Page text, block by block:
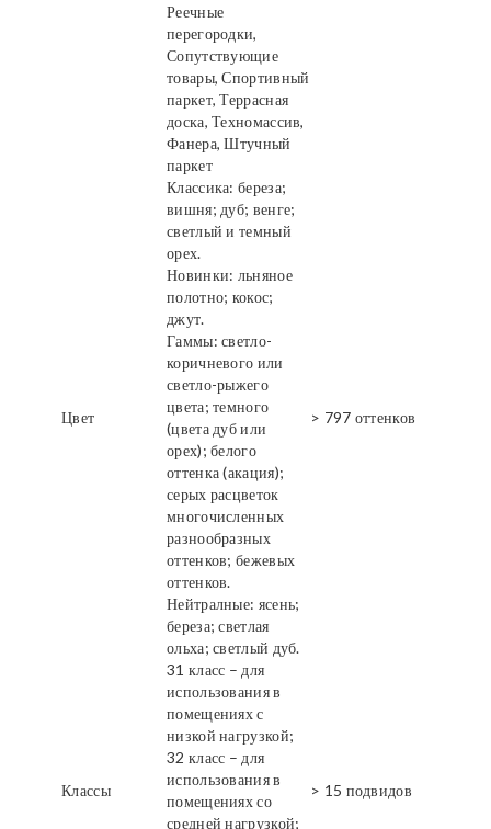
Реечные
перегородки,
Сопутствующие
товары, Спортивный
паркет, Террасная
доска, Техномассив,
Фанера, Штучный
паркет
Цвет
Классика: береза;
вишня; дуб; венге;
светлый и темный
орех.
Новинки: льняное
полотно; кокос;
джут.
Гаммы: светло-
коричневого или
светло-рыжего
цвета; темного
(цвета дуб или
орех); белого
оттенка (акация);
серых расцветок
многочисленных
разнообразных
оттенков; бежевых
оттенков.
Нейтралные: ясень;
береза; светлая
ольха; светлый дуб.
> 797 оттенков
Классы
31 класс – для
использования в
помещениях с
низкой нагрузкой;
32 класс – для
использования в
помещениях со
средней нагрузкой;
> 15 подвидов